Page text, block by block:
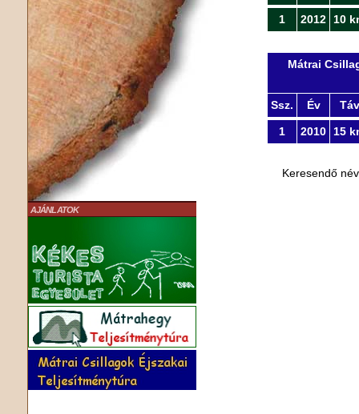
AJÁNLATOK
1 2012 10
Mátrai
Ssz. Év Táv
1 2010 15
Keresendő